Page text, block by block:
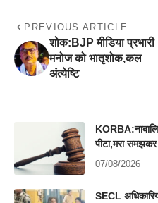
PREVIOUS ARTICLE
शोक:BJP मीडिया प्रभारी
मनोज को भातृशोक,कल
अंत्येष्टि
पीटा,मरा
07/08/2026
SECL